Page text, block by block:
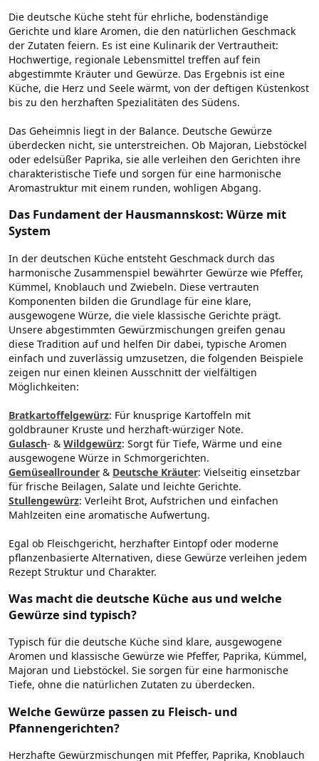
Die deutsche Küche steht für ehrliche, bodenständige
Gerichte und klare Aromen, die den natürlichen Geschmack
der Zutaten feiern. Es ist eine Kulinarik der Vertrautheit:
Hochwertige, regionale Lebensmittel treffen auf fein
abgestimmte Kräuter und Gewürze. Das Ergebnis ist eine
Küche, die Herz und Seele wärmt, von der deftigen Küstenkost
bis zu den herzhaften Spezialitäten des Südens.
Das Geheimnis liegt in der Balance. Deutsche Gewürze
überdecken nicht, sie unterstreichen. Ob Majoran, Liebstöckel
oder edelsüßer Paprika, sie alle verleihen den Gerichten ihre
charakteristische Tiefe und sorgen für eine harmonische
Aromastruktur mit einem runden, wohligen Abgang.
Das Fundament der Hausmannskost: Würze mit
System
In der deutschen Küche entsteht Geschmack durch das
harmonische Zusammenspiel bewährter Gewürze wie Pfeffer,
Kümmel, Knoblauch und Zwiebeln. Diese vertrauten
Komponenten bilden die Grundlage für eine klare,
ausgewogene Würze, die viele klassische Gerichte prägt.
Unsere abgestimmten Gewürzmischungen greifen genau
diese Tradition auf und helfen Dir dabei, typische Aromen
einfach und zuverlässig umzusetzen, die folgenden Beispiele
zeigen nur einen kleinen Ausschnitt der vielfältigen
Möglichkeiten:
Bratkartoffelgewürz: Für knusprige Kartoffeln mit
goldbrauner Kruste und herzhaft-würziger Note.
Gulasch- & Wildgewürz: Sorgt für Tiefe, Wärme und eine
ausgewogene Würze in Schmorgerichten.
Gemüseallrounder & Deutsche Kräuter: Vielseitig einsetzbar
für frische Beilagen, Salate und leichte Gerichte.
Stullengewürz: Verleiht Brot, Aufstrichen und einfachen
Mahlzeiten eine aromatische Aufwertung.
Egal ob Fleischgericht, herzhafter Eintopf oder moderne
pflanzenbasierte Alternativen, diese Gewürze verleihen jedem
Rezept Struktur und Charakter.
Was macht die deutsche Küche aus und welche
Gewürze sind typisch?
Typisch für die deutsche Küche sind klare, ausgewogene
Aromen und klassische Gewürze wie Pfeffer, Paprika, Kümmel,
Majoran und Liebstöckel. Sie sorgen für eine harmonische
Tiefe, ohne die natürlichen Zutaten zu überdecken.
Welche Gewürze passen zu Fleisch- und
Pfannengerichten?
Herzhafte Gewürzmischungen mit Pfeffer, Paprika, Knoblauch